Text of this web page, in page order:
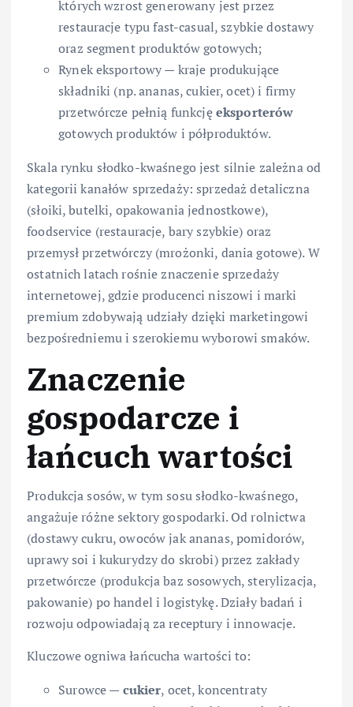
których wzrost generowany jest przez
restauracje typu fast-casual, szybkie dostawy
oraz segment produktów gotowych;
Rynek eksportowy — kraje produkujące
składniki (np. ananas, cukier, ocet) i firmy
przetwórcze pełnią funkcjęeksporterów
gotowych produktów i półproduktów.
Skala rynku słodko-kwaśnego jest silnie zależna od
kategorii kanałów sprzedaży: sprzedaż detaliczna
(słoiki, butelki, opakowania jednostkowe),
foodservice (restauracje, bary szybkie) oraz
przemysł przetwórczy (mrożonki, dania gotowe). W
ostatnich latach rośnie znaczenie sprzedaży
internetowej, gdzie producenci niszowi i marki
premium zdobywają udziały dzięki marketingowi
bezpośredniemu i szerokiemu wyborowi smaków.
Znaczenie
gospodarcze i
łańcuch wartości
Produkcja sosów, w tym sosu słodko-kwaśnego,
angażuje różne sektory gospodarki. Od rolnictwa
(dostawy cukru, owoców jak ananas, pomidorów,
uprawy soi i kukurydzy do skrobi) przez zakłady
przetwórcze (produkcja baz sosowych, sterylizacja,
pakowanie) po handel i logistykę. Działy badań i
rozwoju odpowiadają za receptury i innowacje.
Kluczowe ogniwa łańcucha wartości to:
Surowce — cukier, ocet, koncentraty